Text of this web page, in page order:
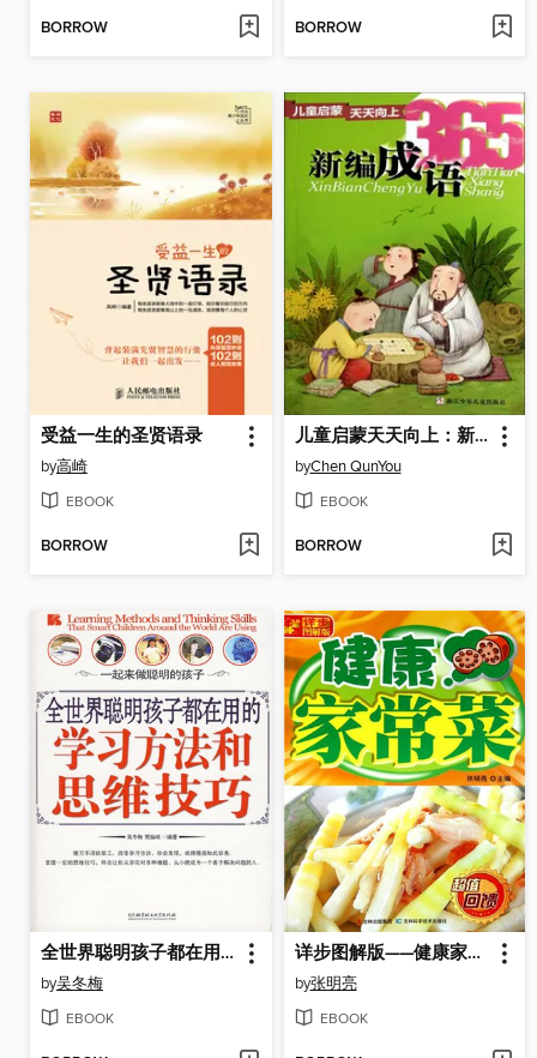
BORROW BORROW
受益一生的圣贤语录
by高崎
EBOOK
BORROW
儿童启蒙天天向上：新编成语365（Children make progress every day: new idioms 365）
byChen QunYou
EBOOK
BORROW
全世界聪明孩子都在用的学习方法和思维技巧 (Learning Methods and Thinking Skills That Smart Children Around the World Are Using)
by吴冬梅
EBOOK
详步图解版——健康家常菜
by张明亮
EBOOK